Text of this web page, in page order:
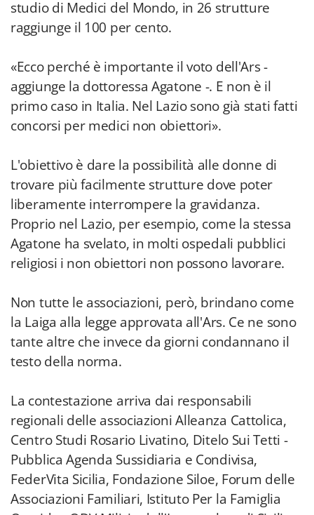
studio di Medici del Mondo, in 26 strutture
raggiunge il 100 per cento.
«Ecco perché è importante il voto dell'Ars -
aggiunge la dottoressa Agatone -. E non è il
primo caso in Italia. Nel Lazio sono già stati fatti
concorsi per medici non obiettori».
L'obiettivo è dare la possibilità alle donne di
trovare più facilmente strutture dove poter
liberamente interrompere la gravidanza.
Proprio nel Lazio, per esempio, come la stessa
Agatone ha svelato, in molti ospedali pubblici
religiosi i non obiettori non possono lavorare.
Non tutte le associazioni, però, brindano come
la Laiga alla legge approvata all'Ars. Ce ne sono
tante altre che invece da giorni condannano il
testo della norma.
La contestazione arriva dai responsabili
regionali delle associazioni Alleanza Cattolica,
Centro Studi Rosario Livatino, Ditelo Sui Tetti -
Pubblica Agenda Sussidiaria e Condivisa,
FederVita Sicilia, Fondazione Siloe, Forum delle
Associazioni Familiari, Istituto Per la Famiglia